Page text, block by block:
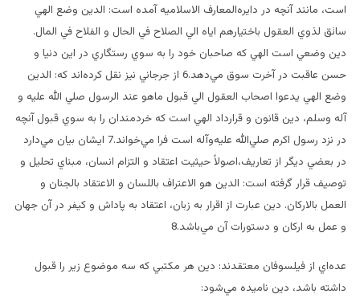
است، مانند آنچه در دايره‌المعارف الاسلاميه آمده است: الدين وضع الهي
سائق لذوي العقول باختيارهم اياه الي الصلاح في الحال و الفلاح في المال.
دين وضعي است الهي كه صاحبان خود را به سوي رستگاري در اين دنيا و
حسن عاقبت در آخرت سوق مي‌دهد.6 از جرجاني نيز نقل كرده‌اند كه: الدين
وضع الهي يدعوا اصحاب العقول الي قبول ماهو عند الرسول صلي الله عليه و
آله وسلم، دين قانون و قرارداد الهي است كه خردمندان را به سوي قبول آنچه
در نزد رسول اكرم صلي‌الله ‌عليه‌وآله است فرا مي‌خواند.7 ايشان بيان مي‌دارد
در بعضي ديگر از تعاريف،‌اصولاً حيثيت اعتقاد و التزام انسان، مبناي تحليل و
توصيف قرار گرفته است: الدين هو الاعتراف باللسان و الاعتقاد بالجنان و
العمل بالاركان. دين عبارت از اقرار به زبان،‌ اعتقاد به پاداش و كيفر در آن جهان
و عمل به اركان و دستورات آن مي‌باشد.8
عده‌اي از فيلسوفان معتقدند: دين هر مكتبي كه سه موضوع زير را قبول
داشته باشد، دين ناميده مي‌شود: